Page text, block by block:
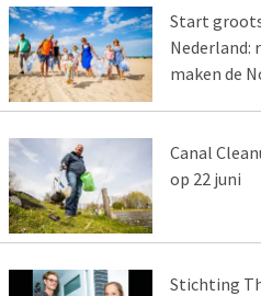
Start
Nederland:
maken de
Canal
op 22 juni
Stichting